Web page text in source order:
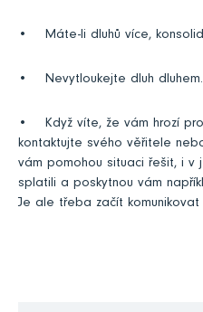
• Máte-li dluhů více,
• Nevytloukejte dluh dluhem.
• Když víte, že vám hrozí
kontaktujte svého věřitele
vám pomohou situaci řešit, i v
splatili a poskytnou vám
Je ale třeba začít komunikovat